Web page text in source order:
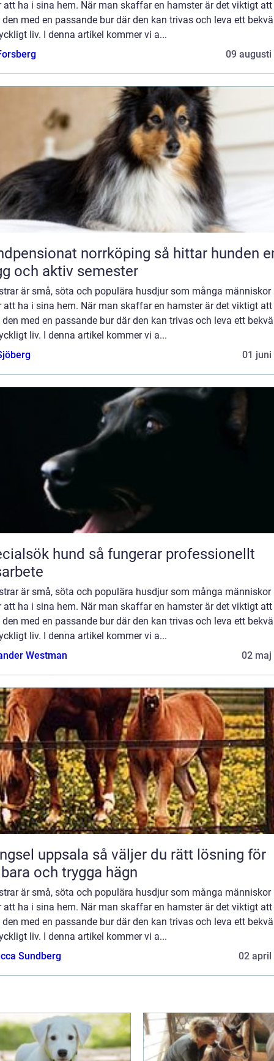
att ha i sina hem. När man skaffar en hamster är det viktigt att
med en passande bur där den kan trivas och leva ett
liv. I denna artikel kommer vi a...
09 augusti
norrköping så hittar hunden en
och aktiv semester
är små, söta och populära husdjur som många människor
att ha i sina hem. När man skaffar en hamster är det viktigt att
med en passande bur där den kan trivas och leva ett
liv. I denna artikel kommer vi a...
01 juni
hund så fungerar professionellt
är små, söta och populära husdjur som många människor
att ha i sina hem. När man skaffar en hamster är det viktigt att
med en passande bur där den kan trivas och leva ett
liv. I denna artikel kommer vi a...
Westman
02 maj
så väljer du rätt lösning för
och trygga hägn
är små, söta och populära husdjur som många människor
att ha i sina hem. När man skaffar en hamster är det viktigt att
med en passande bur där den kan trivas och leva ett
liv. I denna artikel kommer vi a...
Sundberg
02 april